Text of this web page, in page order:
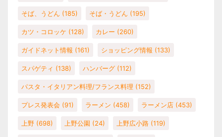
そば、うどん (185) そば・うどん (195)
カツ・コロッケ (128) カレー (260)
ガイドネット情報 (161) ショッピング情報 (133)
スパゲティ (138) ハンバーグ (112)
パスタ・イタリアン料理/フランス料理 (152)
プレス発表会 (91) ラーメン (458) ラーメン店 (453)
上野 (698) 上野公園 (24) 上野広小路 (119)